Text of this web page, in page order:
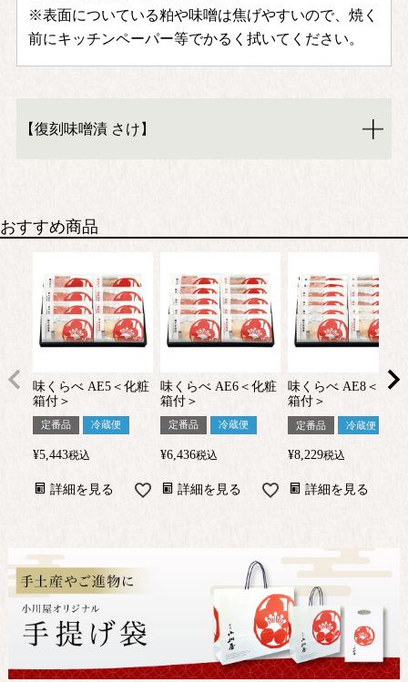
※表面についている粕や味噌は焦げやすいので、焼く
前にキッチンペーパー等でかるく拭いてください。
【復刻味噌漬 さけ】
おすすめ商品
味くらべ AE5＜化粧
箱付＞
定番品 冷蔵便
¥5,443税込
詳細を見る
味くらべ AE6＜化粧
箱付＞
定番品 冷蔵便
¥6,436税込
詳細を見る
味くらべ AE8＜化粧
箱付＞
定番品 冷蔵便
¥8,229税込
詳細を見る